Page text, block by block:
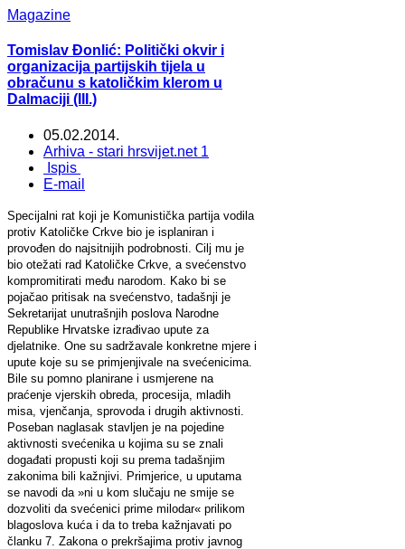
Magazine
Tomislav Đonlić: Politički okvir i
organizacija partijskih tijela u
obračunu s katoličkim klerom u
Dalmaciji (III.)
05.02.2014.
Arhiva - stari hrsvijet.net 1
Ispis
E-mail
Specijalni rat koji je Komunistička partija vodila
protiv Katoličke Crkve bio je isplaniran i
provođen do najsitnijih podrobnosti. Cilj mu je
bio otežati rad Katoličke Crkve, a svećenstvo
kompromitirati među narodom. Kako bi se
pojačao pritisak na svećenstvo, tadašnji je
Sekretarijat unutrašnjih poslova Narodne
Republike Hrvatske izrađivao upute za
djelatnike. One su sadržavale konkretne mjere i
upute koje su se primjenjivale na svećenicima.
Bile su pomno planirane i usmjerene na
praćenje vjerskih obreda, procesija, mladih
misa, vjenčanja, sprovoda i drugih aktivnosti.
Poseban naglasak stavljen je na pojedine
aktivnosti svećenika u kojima su se znali
događati propusti koji su prema tadašnjim
zakonima bili kažnjivi. Primjerice, u uputama
se navodi da »ni u kom slučaju ne smije se
dozvoliti da svećenici prime milodar« prilikom
blagoslova kuća i da to treba kažnjavati po
članku 7. Zakona o prekršajima protiv javnog